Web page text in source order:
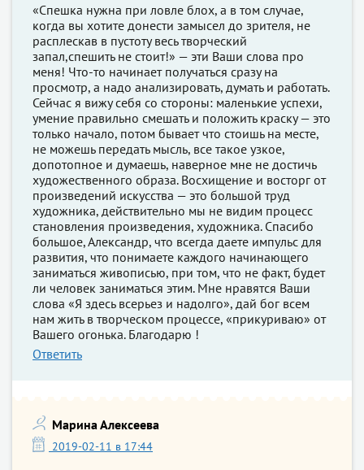
«Спешка нужна при ловле блох, а в том случае,
когда вы хотите донести замысел до зрителя, не
расплескав в пустоту весь творческий
запал,спешить не стоит!» — эти Ваши слова про
меня! Что-то начинает получаться сразу на
просмотр, а надо анализировать, думать и работать.
Сейчас я вижу себя со стороны: маленькие успехи,
умение правильно смешать и положить краску — это
только начало, потом бывает что стоишь на месте,
не можешь передать мысль, все такое узкое,
допотопное и думаешь, наверное мне не достичь
художественного образа. Восхищение и восторг от
произведений искусства — это большой труд
художника, действительно мы не видим процесс
становления произведения, художника. Спасибо
большое, Александр, что всегда даете импульс для
развития, что понимаете каждого начинающего
заниматься живописью, при том, что не факт, будет
ли человек заниматься этим. Мне нравятся Ваши
слова «Я здесь всерьез и надолго», дай бог всем
нам жить в творческом процессе, «прикуриваю» от
Вашего огонька. Благодарю !
Ответить
Марина Алексеева
2019-02-11 в 17:44